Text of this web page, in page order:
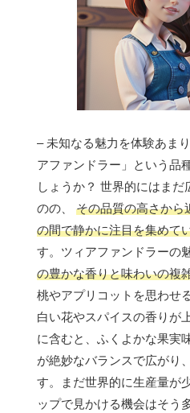
– 未知なる魅力を体験あま
アファンドラー」という品
しょうか？ 世界的にはまだ
のの、 その品質の高さから
の間で静かに注目を集めて
す。ツィアファンドラーの
の豊かな香りと味わいの複
桃やアプリコットを思わせ
白い花やスパイスの香りが
に含むと、ふくよかな果実
が絶妙なバランスで広がり
す。まだ世界的に生産量が
ップで見かける機会はそう